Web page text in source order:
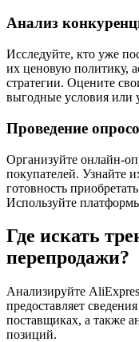
Анализ
Исследуйте, кто уже
их ценовую политику,
стратегии. Оцените
выгодные условия или
Проведение
Организуйте онлайн-
покупателей. Узнайте
готовность
Используйте
Где искать
перепродажи?
Анализируйте
предоставляет
поставщиках, а также
позиций.